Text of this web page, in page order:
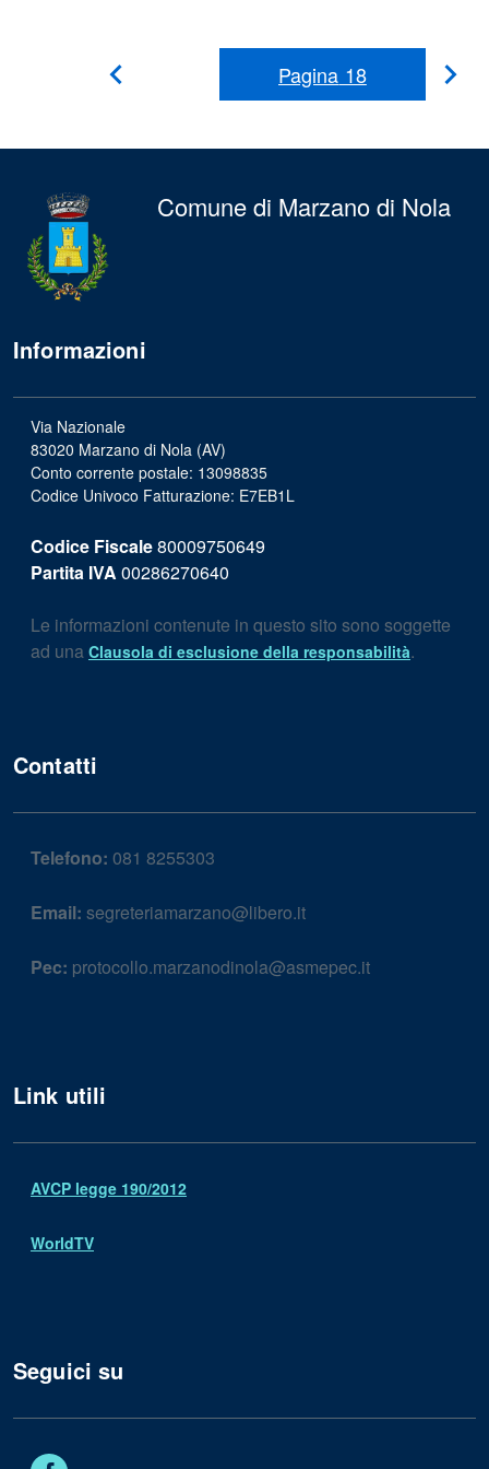
Pagina 18
Comune di Marzano di Nola
Informazioni
Via Nazionale
83020 Marzano di Nola (AV)
Conto corrente postale: 13098835
Codice Univoco Fatturazione: E7EB1L
Codice Fiscale80009750649
Partita IVA 00286270640
Le informazioni contenute in questo sito sono soggette
ad una Clausola di esclusione della responsabilità.
Contatti
Telefono: 081 8255303
Email: segreteriamarzano@libero.it
Pec: protocollo.marzanodinola@asmepec.it
Link utili
AVCP legge 190/2012
WorldTV
Seguici su